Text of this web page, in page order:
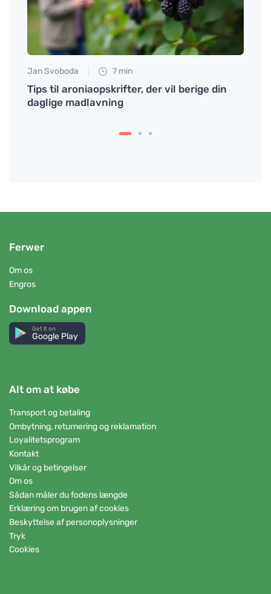
Jan Svoboda 7 min
Tips til aroniaopskrifter, der vil berige din
daglige madlavning
Ferwer
Om os
Engros
Download appen
Get it on
Google Play
Alt om at købe
Transport og betaling
Ombytning, returnering og reklamation
Loyalitetsprogram
Kontakt
Vilkår og betingelser
Om os
Sådan måler du fodens længde
Erklæring om brugen af cookies
Beskyttelse af personoplysninger
Tryk
Cookies